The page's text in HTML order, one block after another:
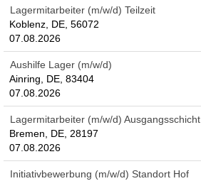
Lagermitarbeiter (m/w/d) Teilzeit
Koblenz, DE, 56072
07.08.2026
Aushilfe Lager (m/w/d)
Ainring, DE, 83404
07.08.2026
Lagermitarbeiter (m/w/d) Ausgangsschicht
Bremen, DE, 28197
07.08.2026
Initiativbewerbung (m/w/d) Standort Hof